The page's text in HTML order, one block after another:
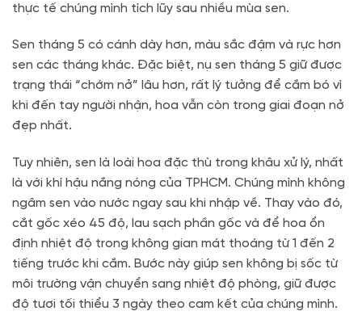
thực tế chúng mình tích lũy sau nhiều mùa sen.
Sen tháng 5 có cánh dày hơn, màu sắc đậm và rực hơn
sen các tháng khác. Đặc biệt, nụ sen tháng 5 giữ được
trạng thái “chớm nở” lâu hơn, rất lý tưởng để cắm bó vì
khi đến tay người nhận, hoa vẫn còn trong giai đoạn nở
đẹp nhất.
Tuy nhiên, sen là loài hoa đặc thù trong khâu xử lý, nhất
là với khí hậu nắng nóng của TPHCM. Chúng mình không
ngâm sen vào nước ngay sau khi nhập về. Thay vào đó,
cắt gốc xéo 45 độ, lau sạch phần gốc và để hoa ổn
định nhiệt độ trong không gian mát thoáng từ 1 đến 2
tiếng trước khi cắm. Bước này giúp sen không bị sốc từ
môi trường vận chuyển sang nhiệt độ phòng, giữ được
độ tươi tối thiểu 3 ngày theo cam kết của chúng mình.